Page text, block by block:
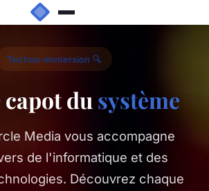
Techno-immersion 🔍
capot du système
Media vous accompagne
de l'informatique et des
Découvrez chaque